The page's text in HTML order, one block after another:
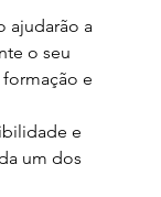
ajudarão a
o seu
e
e
um dos